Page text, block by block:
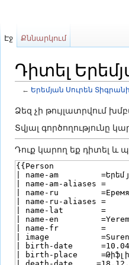
Դիտել
← Երեմյան Սուրեն Տիգրանի
Ձեզ չի թույլատրվում
Տվյալ գործողությունը
Դուք կարող եք դիտել և
Էջ Քննարկում